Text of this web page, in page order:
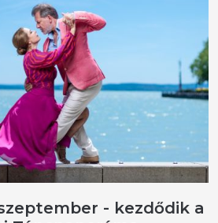
- kezdődik a